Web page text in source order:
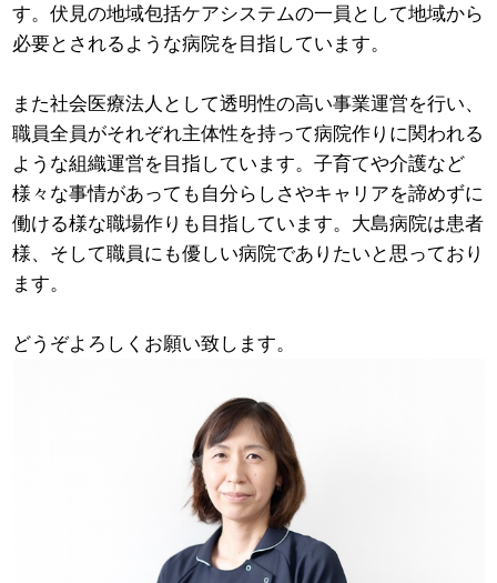
す。伏見の地域包括ケアシステムの一員として地域から
必要とされるような病院を目指しています。
また社会医療法人として透明性の高い事業運営を行い、
職員全員がそれぞれ主体性を持って病院作りに関われる
ような組織運営を目指しています。子育てや介護など
様々な事情があっても自分らしさやキャリアを諦めずに
働ける様な職場作りも目指しています。大島病院は患者
様、そして職員にも優しい病院でありたいと思っており
ます。
どうぞよろしくお願い致します。